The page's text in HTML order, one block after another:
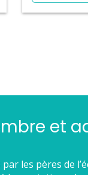
et
les pères de